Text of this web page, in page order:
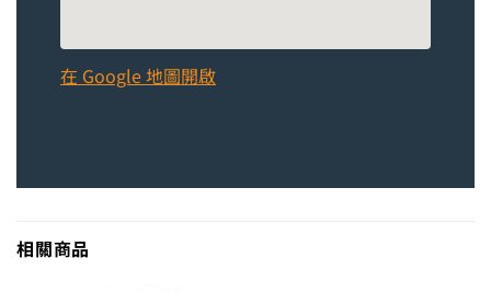
在 Google 地圖開啟
相關商品